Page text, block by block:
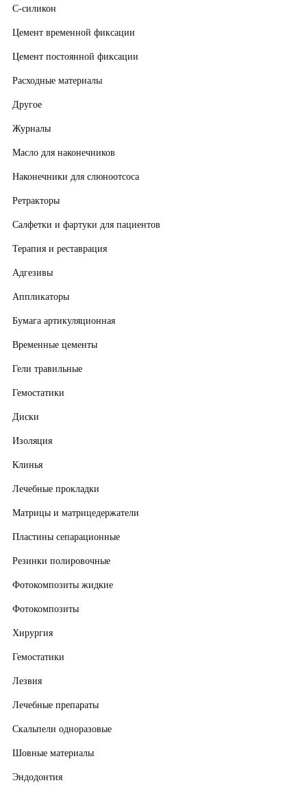
С-силикон
Цемент временной фиксации
Цемент постоянной фиксации
Расходные материалы
Другое
Журналы
Масло для наконечников
Наконечники для слюноотсоса
Ретракторы
Салфетки и фартуки для пациентов
Терапия и реставрация
Адгезивы
Аппликаторы
Бумага артикуляционная
Временные цементы
Гели травильные
Гемостатики
Диски
Изоляция
Клинья
Лечебные прокладки
Матрицы и матрицедержатели
Пластины сепарационные
Резинки полировочные
Фотокомпозиты жидкие
Фотокомпозиты
Хирургия
Гемостатики
Лезвия
Лечебные препараты
Скальпели одноразовые
Шовные материалы
Эндодонтия